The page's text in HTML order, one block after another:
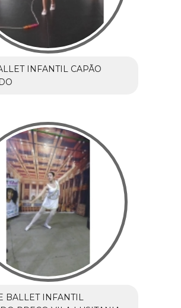
INFANTIL CAPÃO
BALLET INFANTIL